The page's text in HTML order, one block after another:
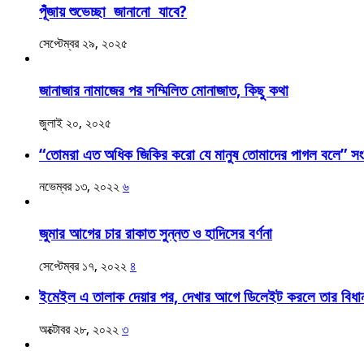
পূঁজায় শুভেচ্ছা জানানো যাবে?
সেপ্টেম্বর ২৯, ২০২৫
জানাজার নামাজের পর সম্মিলিত মোনাজাত, কিছু কথা
জুলাই ২০, ২০২৫
“তোমরা এত অধিক জিকির করো যে মানুষ তোমাদের পাগল বলে”
নভেম্বর ১৩, ২০২২ ৬
জুমার আগের চার রাকাত সুন্নত ও হাদিসের বর্ণনা
সেপ্টেম্বর ১৭, ২০২২ ৪
ইমেইল এ তালাক দেয়ার পর, দেখার আগে ডিলেইট করলে তার
অক্টোবর ২৮, ২০২২ ৩